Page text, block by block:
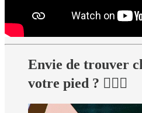
Envie de trouver
votre pied ? 👩‍❤️‍👨